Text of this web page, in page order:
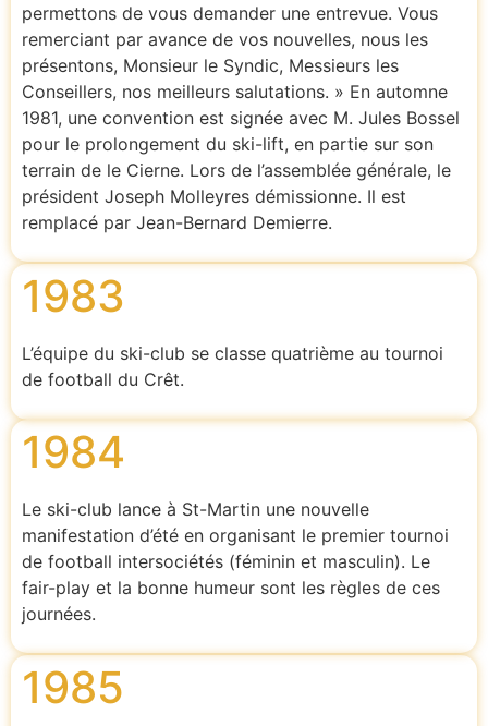
permettons de vous demander une entrevue. Vous
remerciant par avance de vos nouvelles, nous les
présentons, Monsieur le Syndic, Messieurs les
Conseillers, nos meilleurs salutations. » En automne
1981, une convention est signée avec M. Jules Bossel
pour le prolongement du ski-lift, en partie sur son
terrain de le Cierne. Lors de l’assemblée générale, le
président Joseph Molleyres démissionne. Il est
remplacé par Jean-Bernard Demierre.
1983
L’équipe du ski-club se classe quatrième au tournoi
de football du Crêt.
1984
Le ski-club lance à St-Martin une nouvelle
manifestation d’été en organisant le premier tournoi
de football intersociétés (féminin et masculin). Le
fair-play et la bonne humeur sont les règles de ces
journées.
1985